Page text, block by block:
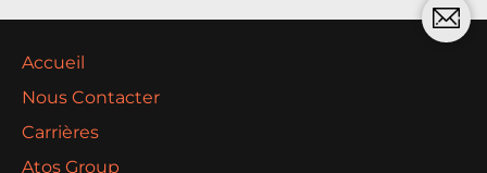
Accueil
Nous Contacter
Carrières
Atos Group